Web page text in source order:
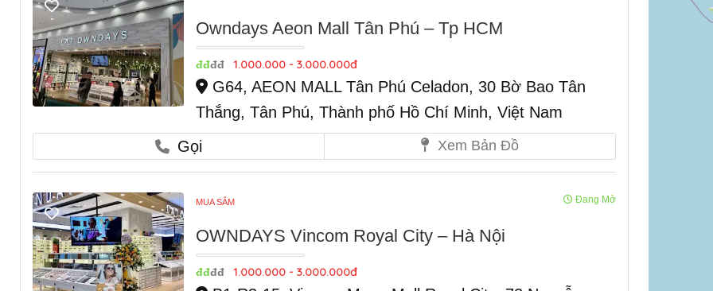
Owndays Aeon Mall Tân Phú – Tp HCM
đđđđ 1.000.000 - 3.000.000đ
G64, AEON MALL Tân Phú Celadon, 30 Bờ Bao Tân
Thắng, Tân Phú, Thành phố Hồ Chí Minh, Việt Nam
Gọi
Xem Bản Đồ
MUA SẮM Đang Mở
OWNDAYS Vincom Royal City – Hà Nội
đđđđ 1.000.000 - 3.000.000đ